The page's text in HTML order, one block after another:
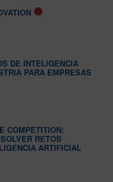
DE INTELIGENCIA
PARA EMPRESAS
COMPETITION:
RETOS
ARTIFICIAL